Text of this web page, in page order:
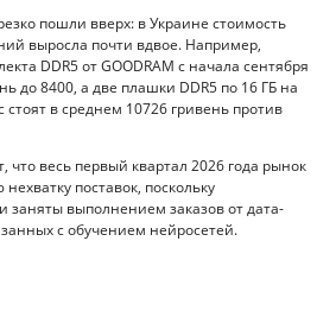
пошли вверх: в Украине стоимость
выросла почти вдвое. Например,
DDR5 от GOODRAM с начала сентября
до 8400, а две плашки DDR5 по 16 ГБ на
стоят в среднем 10726 гривень против
что весь первый квартал 2026 года рынок
поставок, поскольку
заняты выполнением заказов от дата-
с обучением нейросетей.